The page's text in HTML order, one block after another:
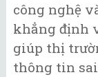
công nghệ
khẳng định
giúp thị
thông tin